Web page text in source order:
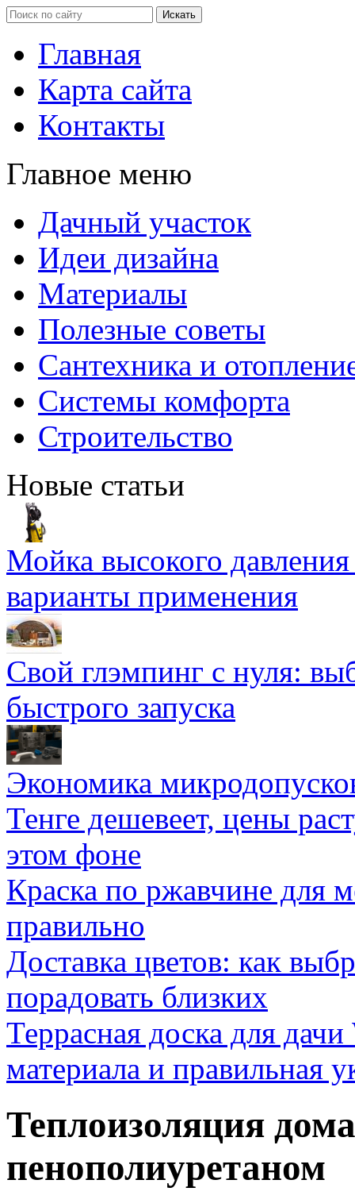
Главная
Карта сайта
Контакты
Главное меню
Дачный участок
Идеи дизайна
Материалы
Полезные советы
Сантехника и
Системы комфорта
Строительство
Новые статьи
Мойка высокого
варианты применения
Свой глэмпинг с нуля:
быстрого запуска
Экономика
Тенге дешевеет, цены
этом фоне
Краска по ржавчине для
правильно
Доставка цветов: как
порадовать близких
Террасная доска для
материала и правильная
Теплоизоляция
пенополиуретаном